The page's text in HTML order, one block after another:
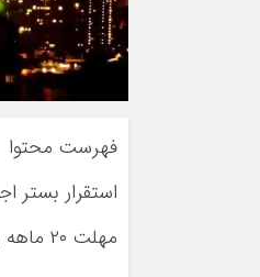
فهرست محتوا
استقرار بستر
مهلت ۲۰ ماهه و آغاز شمارش معکوس